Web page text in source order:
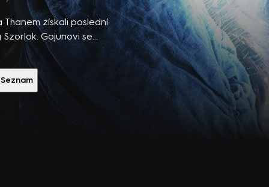
získali poslední
Gojunovi se
do Chrámu sovy, jinak
M. Stoneová, A.
Seznam
K.